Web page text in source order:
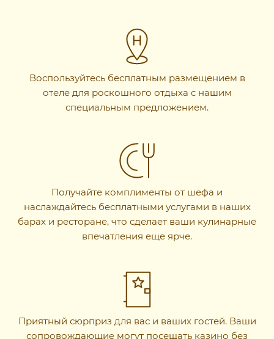
Воспользуйтесь бесплатным размещением в
отеле для роскошного отдыха с нашим
специальным предложением.
Получайте комплименты от шефа и
наслаждайтесь бесплатными услугами в наших
барах и ресторане, что сделает ваши кулинарные
впечатления еще ярче.
Приятный сюрприз для вас и ваших гостей. Ваши
сопровождающие могут посещать казино без